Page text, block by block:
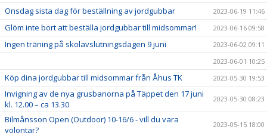
Onsdag sista dag för beställning av jordgubbar 2023-06-19 11:46
Glöm inte bort att beställa jordgubbar till midsommar! 2023-06-16 09:58
Ingen träning på skolavslutningsdagen 9 juni
2023-06-02 09:11
2023-06-01 10:25
Köp dina jordgubbar till midsommar från Åhus TK 2023-05-30 19:53
Invigning av de nya grusbanorna på Täppet den 17 juni
kl. 12.00 – ca 13.30
2023-05-30 08:23
Bilmånsson Open (Outdoor) 10-16/6 - vill du vara
volontär?
2023-05-15 18:00